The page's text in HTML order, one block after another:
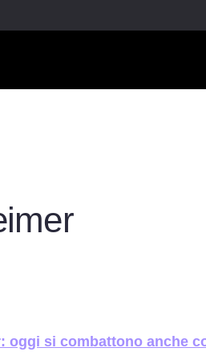
oggi si combattono anche